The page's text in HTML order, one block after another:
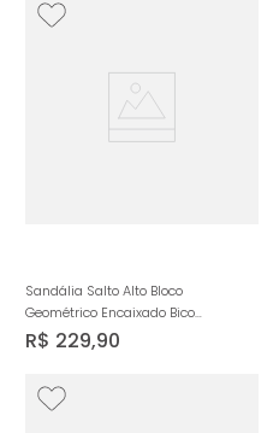
Sandália Salto Alto Bloco
Geométrico Encaixado Bico
Quadrado Metal Tachas Spike de
Pirâmide e Pedrarias Estilo Boho
R$ 229,90